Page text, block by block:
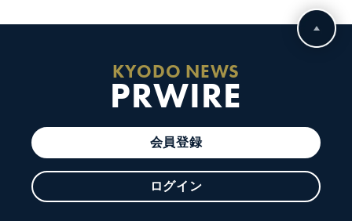
KYODO NEWS
PRWIRE
会員登録
ログイン